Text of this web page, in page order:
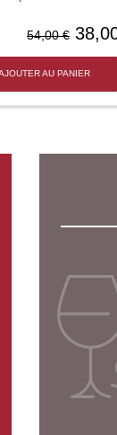
54,00 €
AU PANIER